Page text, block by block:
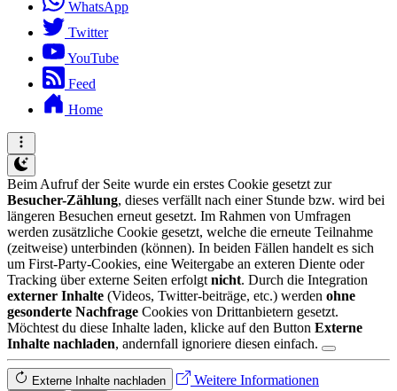
WhatsApp
Twitter
YouTube
Feed
Home
Beim Aufruf der Seite wurde ein erstes Cookie gesetzt zur
Besucher-Zählung, dieses verfällt nach einer Stunde bzw. wird bei
längeren Besuchen erneut gesetzt. Im Rahmen von Umfragen
werden zusätzliche Cookie gesetzt, welche die erneute Teilnahme
(zeitweise) unterbinden (können). In beiden Fällen handelt es sich
um First-Party-Cookies, eine Weitergabe an exteren Diente oder
Tracking über externe Seiten erfolgt nicht. Durch die Integration
externer Inhalte (Videos, Twitter-beiträge, etc.) werden ohne
gesonderte Nachfrage Cookies von Drittanbietern gesetzt.
Möchtest du diese Inhalte laden, klicke auf den Button Externe
Inhalte nachladen, andernfall ignoriere diesen einfach.
Externe Inhalte nachladen Weitere Informationen